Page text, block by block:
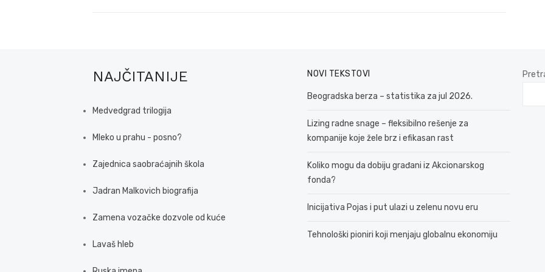
NAJČITANIJE
Medvedgrad trilogija
Mleko u prahu - posno?
Zajednica saobraćajnih škola
Jadran Malkovich biografija
Zamena vozačke dozvole od kuće
Lavaš hleb
NOVI TEKSTOVI
Beogradska berza – statistika za jul 2026.
Lizing radne snage – fleksibilno rešenje za
kompanije koje žele brz i efikasan rast
Koliko mogu da dobiju građani iz Akcionarskog
fonda?
Inicijativa Pojas i put ulazi u zelenu novu eru
Tehnološki pioniri koji menjaju globalnu ekonomiju